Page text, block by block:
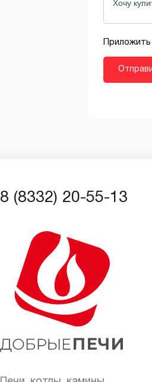
8 (8332) 20-55-13